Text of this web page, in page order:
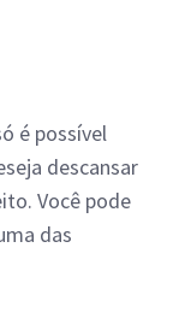
é possível
descansar
Você pode
das